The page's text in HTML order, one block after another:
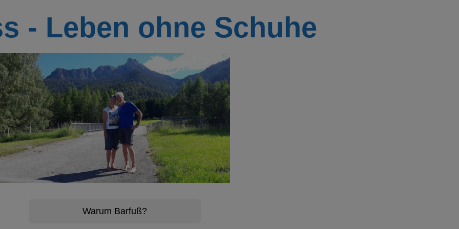
- Leben ohne Schuhe
Warum Barfuß?